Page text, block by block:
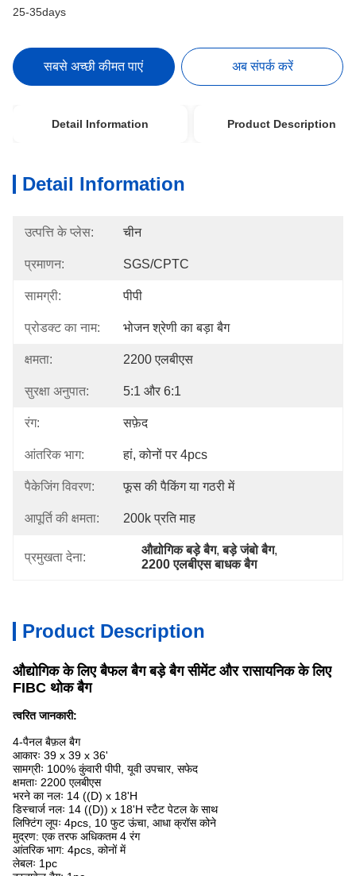
25-35days
सबसे अच्छी कीमत पाएं अब संपर्क करें
Detail Information Product Description
Detail Information
उत्पत्ति के प्लेस: चीन
प्रमाणन: SGS/CPTC
सामग्री: पीपी
प्रोडक्ट का नाम: भोजन श्रेणी का बड़ा बैग
क्षमता: 2200 एलबीएस
सुरक्षा अनुपात: 5:1 और 6:1
रंग: सफ़ेद
आंतरिक भाग: हां, कोनों पर 4pcs
पैकेजिंग विवरण: फूस की पैकिंग या गठरी में
आपूर्ति की क्षमता: 200k प्रति माह
प्रमुखता देना:
औद्योगिक बड़े बैग, बड़े जंबो बैग,
2200 एलबीएस बाधक बैग
Product Description
औद्योगिक के लिए बैफल बैग बड़े बैग सीमेंट और रासायनिक के लिए
FIBC थोक बैग
त्वरित जानकारी:
4-पैनल बैफ़ल बैग
आकारः 39 x 39 x 36'
सामग्रीः 100% कुंवारी पीपी, यूवी उपचार, सफेद
क्षमताः 2200 एलबीएस
भरने का नलः 14 ((D) x 18'H
डिस्चार्ज नलः 14 ((D)) x 18'H स्टैट पेटल के साथ
लिफ्टिंग लूपः 4pcs, 10 फुट ऊंचा, आधा क्रॉस कोने
मुद्रण: एक तरफ अधिकतम 4 रंग
आंतरिक भाग: 4pcs, कोनों में
लेबलः 1pc